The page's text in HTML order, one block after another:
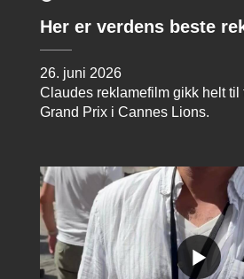
Her er verdens beste
26. juni 2026
Claudes reklamefilm gikk helt til
Grand Prix i Cannes Lions.